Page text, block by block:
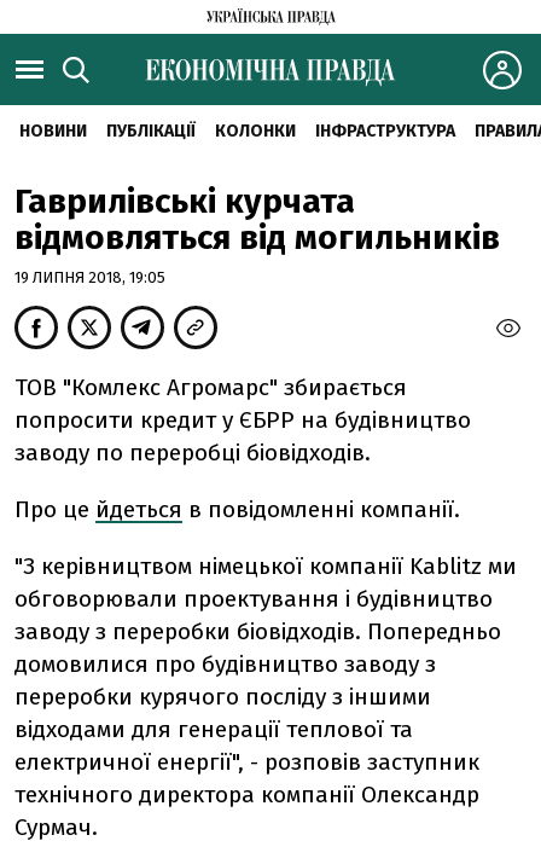
НОВИНИ ПУБЛІКАЦІЇ КОЛОНКИ ІНФРАСТРУКТУРА
Гаврилівські курчата
відмовляться від могильників
19 ЛИПНЯ 2018, 19:05
ТОВ "Комлекс Агромарс" збирається
попросити кредит у ЄБРР на будівництво
заводу по переробці біовідходів.
Про це йдеться в повідомленні компанії.
"З керівництвом німецької компанії Kablitz ми
обговорювали проектування і будівництво
заводу з переробки біовідходів. Попередньо
домовилися про будівництво заводу з
переробки курячого посліду з іншими
відходами для генерації теплової та
електричної енергії", - розповів заступник
технічного директора компанії Олександр
Сурмач.